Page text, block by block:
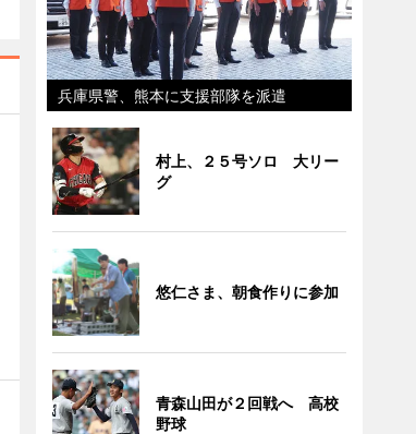
兵庫県警、熊本に支援部隊を派遣
村上、２５号ソロ 大リー
グ
悠仁さま、朝食作りに参加
青森山田が２回戦へ 高校
野球